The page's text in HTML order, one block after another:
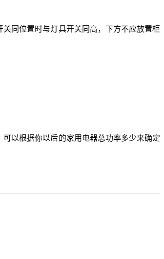
同位置时与灯具开关同高，下方不应放置柜
可以根据你以后的家用电器总功率多少来确定